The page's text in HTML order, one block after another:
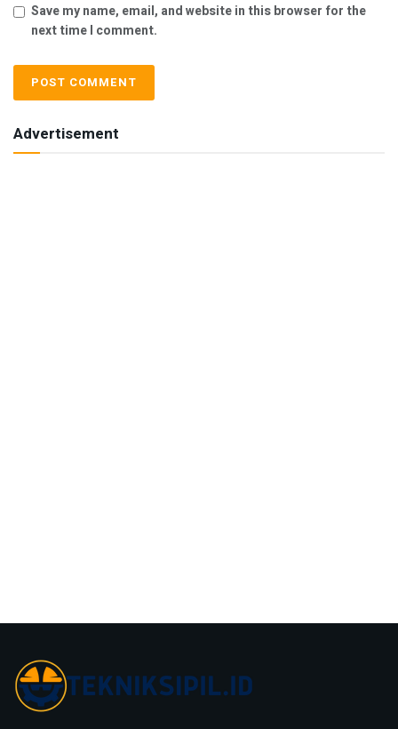
Save my name, email, and website in this browser for the
next time I comment.
Advertisement